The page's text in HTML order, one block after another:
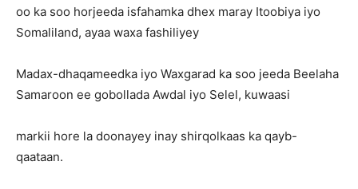
oo ka soo horjeeda isfahamka dhex maray Itoobiya iyo
Somaliland, ayaa waxa fashiliyey
Madax-dhaqameedka iyo Waxgarad ka soo jeeda Beelaha
Samaroon ee gobollada Awdal iyo Selel, kuwaasi
markii hore la doonayey inay shirqolkaas ka qayb-
qaataan.